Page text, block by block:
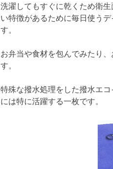
洗濯してもすぐに乾くため衛
い特徴があるために毎日使う
す。
お弁当や食材を包んでみたり
す。
特殊な撥水処理をした撥水エ
には特に活躍する一枚です。